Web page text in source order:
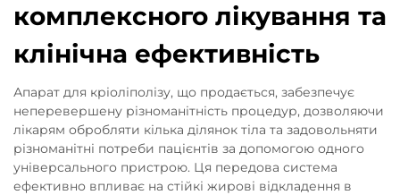
комплексного лікування та
клінічна ефективність
Апарат для кріоліполізу, що продається, забезпечує
неперевершену різноманітність процедур, дозволяючи
лікарям обробляти кілька ділянок тіла та задовольняти
різноманітні потреби пацієнтів за допомогою одного
універсального пристрою. Ця передова система
ефективно впливає на стійкі жирові відкладення в